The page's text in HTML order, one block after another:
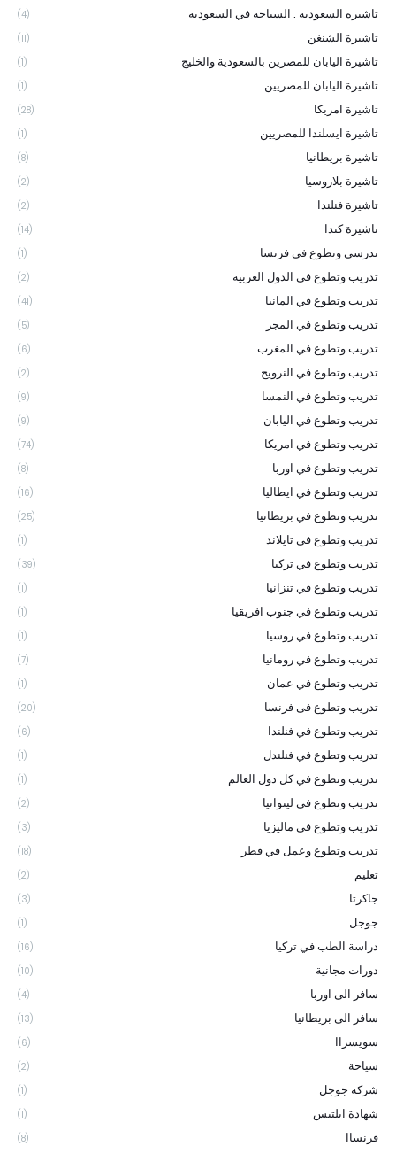
تاشيرة السعودية . السياحة في السعودية (4)
تاشيرة الشنغن (11)
تاشيرة اليابان للمصرين بالسعودية والخليج (1)
تاشيرة اليابان للمصريين (1)
تاشيرة امريكا (28)
تاشيرة ايسلندا للمصريين (1)
تاشيرة بريطانيا (8)
تاشيرة بلاروسيا (2)
تاشيرة فنلندا (2)
تاشيرة كندا (14)
تدرسي وتطوع فى فرنسا (1)
تدريب وتطوع في الدول العربية (2)
تدريب وتطوع في المانيا (41)
تدريب وتطوع في المجر (5)
تدريب وتطوع في المغرب (6)
تدريب وتطوع في النرويج (2)
تدريب وتطوع في النمسا (9)
تدريب وتطوع في اليابان (9)
تدريب وتطوع في امريكا (74)
تدريب وتطوع في اوربا (8)
تدريب وتطوع في ايطاليا (16)
تدريب وتطوع في بريطانيا (25)
تدريب وتطوع في تايلاند (1)
تدريب وتطوع في تركيا (39)
تدريب وتطوع في تنزانيا (1)
تدريب وتطوع في جنوب افريقيا (1)
تدريب وتطوع في روسيا (1)
تدريب وتطوع في رومانيا (7)
تدريب وتطوع في عمان (1)
تدريب وتطوع فى فرنسا (20)
تدريب وتطوع في فنلندا (6)
تدريب وتطوع في فنلندل (1)
تدريب وتطوع في كل دول العالم (1)
تدريب وتطوع في ليتوانيا (2)
تدريب وتطوع في ماليزيا (3)
تدريب وتطوع وعمل في قطر (18)
تعليم (2)
جاكرتا (3)
جوجل (1)
دراسة الطب في تركيا (16)
دورات مجانية (10)
سافر الى اوربا (4)
سافر الى بريطانيا (13)
سويسراا (6)
سياحة (2)
شركة جوجل (1)
شهادة ايلتيس (1)
فرنساا (8)